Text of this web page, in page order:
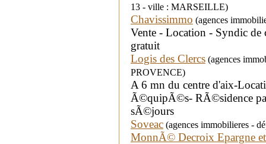
13 - ville : MARSEILLE)
Chavissimmo (agences
Vente - Location - Syndic
gratuit
Logis des Clercs (agences
PROVENCE)
A 6 mn du centre d'aix-
Ã©quipÃ©s- RÃ©sidence
sÃ©jours
Soveac (agences immobilieres -
MonnÃ© Decroix Epargne et